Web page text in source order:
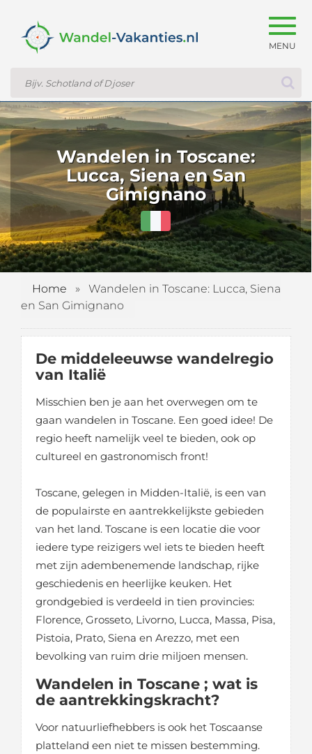
Wandelen in Toscane:
Lucca, Siena en San
Gimignano
Home »
Wandelen in Toscane: Lucca, Siena
en San Gimignano
De middeleeuwse wandelregio
van Italië
Misschien ben je aan het overwegen om te
gaan wandelen in Toscane. Een goed idee! De
regio heeft namelijk veel te bieden, ook op
cultureel en gastronomisch front!
Toscane, gelegen in Midden-Italië, is een van
de populairste en aantrekkelijkste gebieden
van het land. Toscane is een locatie die voor
iedere type reizigers wel iets te bieden heeft
met zijn adembenemende landschap, rijke
geschiedenis en heerlijke keuken. Het
grondgebied is verdeeld in tien provincies:
Florence, Grosseto, Livorno, Lucca, Massa, Pisa,
Pistoia, Prato, Siena en Arezzo, met een
bevolking van ruim drie miljoen mensen.
Wandelen in Toscane ; wat is
de aantrekkingskracht?
Voor natuurliefhebbers is ook het Toscaanse
platteland een niet te missen bestemming.